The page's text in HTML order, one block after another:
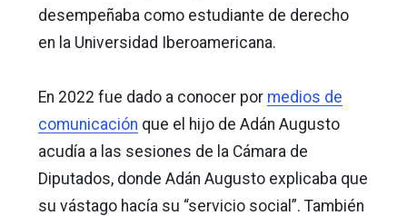
desempeñaba como estudiante de derecho
en la Universidad Iberoamericana.
En 2022 fue dado a conocer por medios de
comunicación que el hijo de Adán Augusto
acudía a las sesiones de la Cámara de
Diputados, donde Adán Augusto explicaba que
su vástago hacía su “servicio social”. También